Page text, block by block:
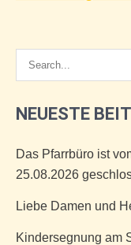
NEUESTE
Das Pfarrbüro ist
25.08.2026
Liebe Damen und
Kindersegnung am